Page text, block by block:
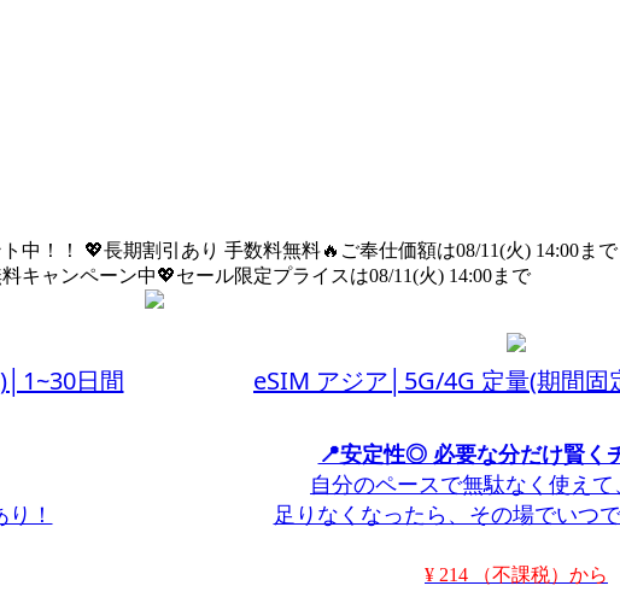
中！！ 💖長期割引あり 手数料無料🔥ご奉仕価額は08/11(火) 14:00まで
キャンペーン中💖セール限定プライスは08/11(火) 14:00まで
日間
！
eSIM アジア│5G/4G 定量(期間固
📍安定性◎ 必要な分だけ賢く
自分のペースで無駄なく使え
足りなくなったら、その場でいつ
¥ 214 （不課税）から